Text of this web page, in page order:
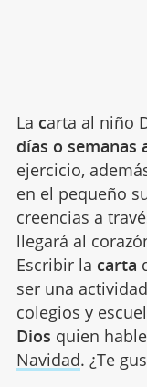
La carta al niño
días o semanas
ejercicio,
en el pequeño
creencias a
llegará al
Escribir la carta
ser una
colegios y
Dios quien
Navidad. ¿Te